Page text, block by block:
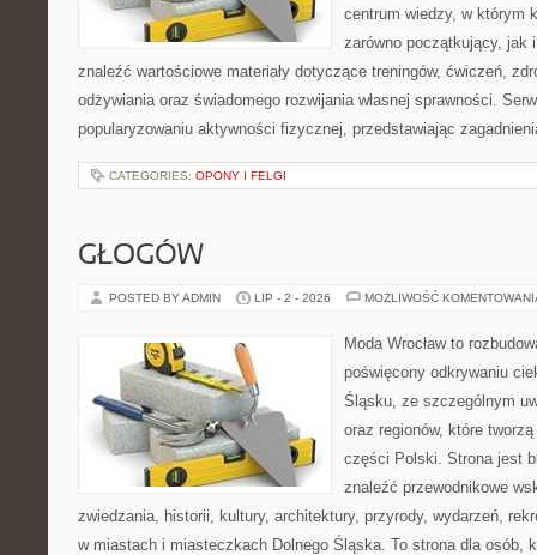
centrum wiedzy, w którym
zarówno początkujący, jak
znaleźć wartościowe materiały dotyczące treningów, ćwiczeń,
odżywiania oraz świadomego rozwijania własnej sprawności.
popularyzowaniu aktywności fizycznej, przedstawiając
CATEGORIES: OPONY I FELGI
GŁOGÓW
POSTED BY ADMIN LIP - 2 - 2026 MOŻLIWOŚĆ
Moda Wrocław to
poświęcony odkrywaniu
Śląsku, ze szczególnym
oraz regionów, które
części Polski. Strona jest
znaleźć przewodnikowe
zwiedzania, historii, kultury, architektury, przyrody, wydarzeń,
w miastach i miasteczkach Dolnego Śląska. To strona dla osób,